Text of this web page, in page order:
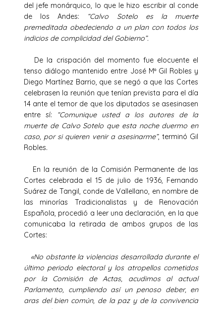
del jefe monárquico, lo que le hizo escribir al conde
de los Andes: “Calvo Sotelo es la muerte
premeditada obedeciendo a un plan con todos los
indicios de complicidad del Gobierno”.
De la crispación del momento fue elocuente el
tenso diálogo mantenido entre José Mª Gil Robles y
Diego Martínez Barrio, que se negó a que las Cortes
celebrasen la reunión que tenían prevista para el día
14 ante el temor de que los diputados se asesinasen
entre sí:
“Comunique usted a los autores de la
muerte de Calvo Sotelo que esta noche duermo en
caso, por si quieren venir a asesinarme”, terminó Gil
Robles.
En la reunión de la Comisión Permanente de las
Cortes celebrada el 15 de julio de 1936, Fernando
Suárez de Tangil, conde de Vallellano, en nombre de
las minorías Tradicionalistas y de Renovación
Española, procedió a leer una declaración, en la que
comunicaba la retirada de ambos grupos de las
Cortes:
«No obstante la violencias desarrollada durante el
último periodo electoral y los atropellos cometidos
por la Comisión de Actas, acudimos al actual
Parlamento, cumpliendo así un penoso deber, en
aras del bien común, de la paz y de la convivencia